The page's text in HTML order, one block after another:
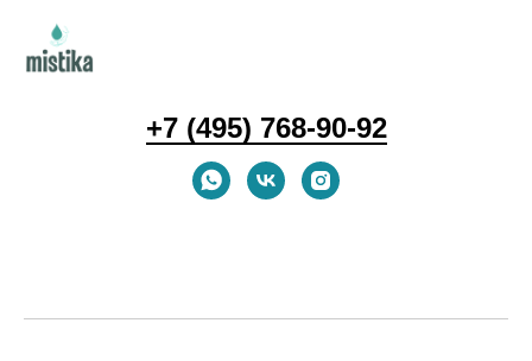
+7 (495) 768-90-92